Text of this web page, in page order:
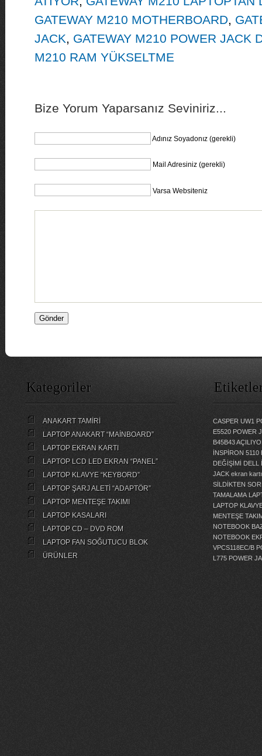
GATEWAY M210 MOTHERBOARD,
JACK, GATEWAY M210 POWER JACK
M210 RAM YÜKSELTME
Bize Yorum Yaparsanız Seviniriz...
Adınız Soyadonız (gerekli)
Mail Adresiniz (gerekli)
Varsa Websiteniz
Kategoriler
ANAKART TAMİRİ
LAPTOP ANAKART “MAİNBOARD”
LAPTOP EKRAN KARTI
LAPTOP LCD LED EKRAN “PANEL”
LAPTOP KLAVYE “KEYBORD”
LAPTOP ŞARJ ALETİ “ADAPTÖR”
LAPTOP MENTEŞE TAKIMI
LAPTOP KASALARI
LAPTOP CD – DVD ROM
LAPTOP FAN SOĞUTUCU BLOK
ÜRÜNLER
CASPER UW1
E5520 POWER
B45B43
İNSPİRON
DEĞİŞİMİ
DELL
JACK ekran
SİLDİKTEN
TAMALAMA
LAPTOP
MENTEŞE
NOTEBOOK
NOTEBOOK
VPCS118EC/B
L775 POWER